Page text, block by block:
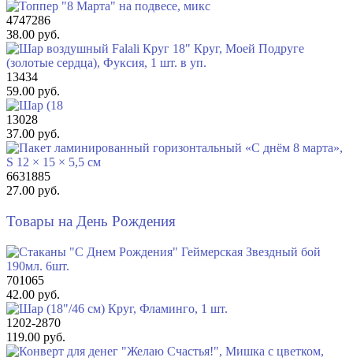
4747286
38.00 руб.
13434
59.00 руб.
13028
37.00 руб.
6631885
27.00 руб.
Товары на День Рождения
701065
42.00 руб.
1202-2870
119.00 руб.